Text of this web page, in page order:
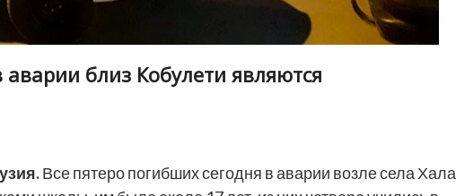
близ Кобулети являются
.Все пятеро погибших сегодня в аварии возле села Хала